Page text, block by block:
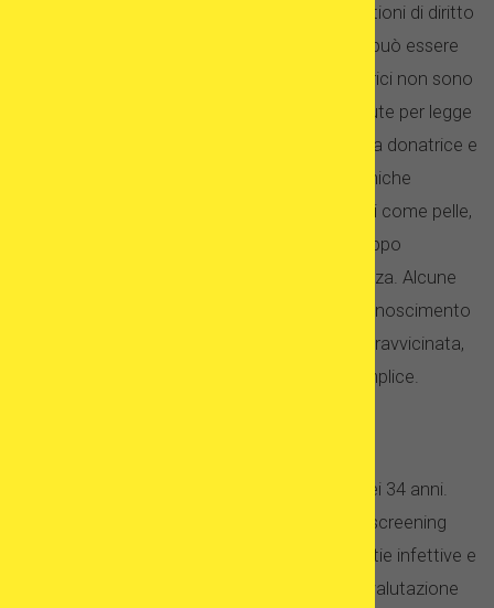
per la vita o la salute del bambino, o per questioni di diritto
processuale penale, l’identità della donatrice può essere
rivelata. Le caratteristiche fisiche delle doantrici non sono
condivise con i pazienti. Le cliniche sono tenute per legge
a stabilire una corrispondenza fenotipica tra la donatrice e
il paziente – ricevente. Ciò significa che le cliniche
abbinano donatrici e pazienti utilizzando tratti come pelle,
capelli e colore degli occhi, altezza, peso, gruppo
sanguigno e altri per eseguire la corrispondenza. Alcune
cliniche, inoltre, utilizzano la tecnologia di riconoscimento
facciale per eseguire una corrispondenza più ravvicinata,
un processo di selezione dei donatori più semplice.
Le donatrici in Spagna devono avere tra i 18 ei 34 anni.
Passano attraverso un rigoroso processo di screening
durante il quale vengono esaminati per malattie infettive e
anomalie genetiche e subiscono anche una valutazione